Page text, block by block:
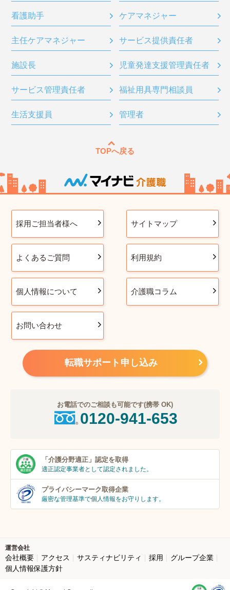
看護助手 ケアマネジャー
主任ケアマネジャー サービス提供責任者
施設長 児童発達支援管理責任者
サービス管理責任者 福祉用具専門相談員
生活支援員 管理者
TOPへ戻る
採用ご担当者様へ サイトマップ
よくあるご質問 利用規約
個人情報について 介護職コラム
お問い合わせ
転職サポート申し込み
お電話でのご相談も可能です(携帯 OK)
0120-941-653
「介護分野適正」 認定を取得
適正認定事業者として認定されました。
プライバシーマーク取得企業
厳密な管理基準で個人情報をお守りします。
運営会社
会社概要 アクセス サスティナビリティ 採用
グループ企業
個人情報保護方針